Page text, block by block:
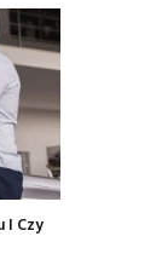
I Czy